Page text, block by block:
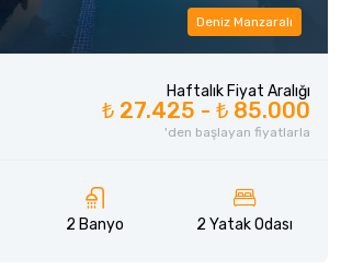
Deniz Manzaralı
Haftalık Fiyat Aralığı
₺ 27.425 - ₺ 85.000
'den başlayan fiyatlarla
2 Banyo 2 Yatak Odası